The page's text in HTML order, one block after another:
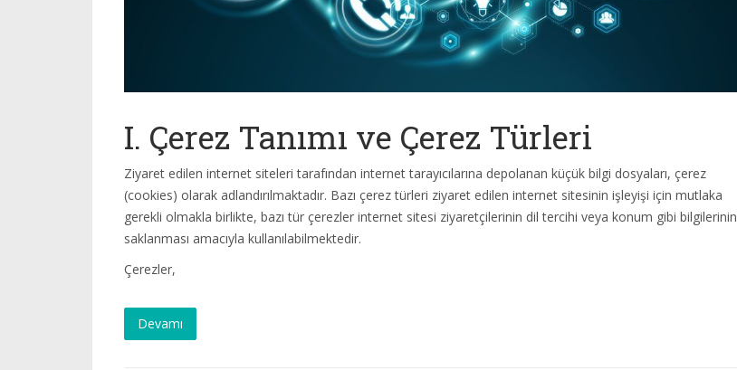
I. Çerez Tanımı ve Çerez Türleri
Ziyaret edilen internet siteleri tarafından internet tarayıcılarına depolanan küçük bilgi dosyaları, çerez
(cookies) olarak adlandırılmaktadır. Bazı çerez türleri ziyaret edilen internet sitesinin işleyişi için mutlaka
gerekli olmakla birlikte, bazı tür çerezler internet sitesi ziyaretçilerinin dil tercihi veya konum gibi bilgilerinin
saklanması amacıyla kullanılabilmektedir.
Çerezler,
Devamı